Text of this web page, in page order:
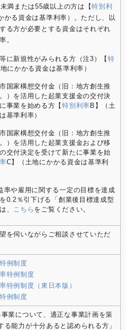
満または55歳以上の方は【特別利
かる資金は基準利率）。ただし、以
る方が必要とする資金はそれぞれ
。
に新規性がみられる方（注3）【特
にかかる資金は基準利率）
国家構想交付金（旧：地方創生推
）を活用した起業支援金の交付決
事業を始める方【特別利率 B】（土
基準利率）
国家構想交付金（旧：地方創生推
）を活用した起業支援金および移
交付決定を受けて新たに事業を始
C】（土地にかかる資金は基準利
率や雇用に関する一定の目標を達成
0.2％引下げる「創業後目標達成型
、
こちら をご覧ください。
を伺いながらご相談させていただ
例制度
特例制度
特例制度（東日本版）
例制度
業について、適正な事業計画を策
能力が十分あると認められる方」